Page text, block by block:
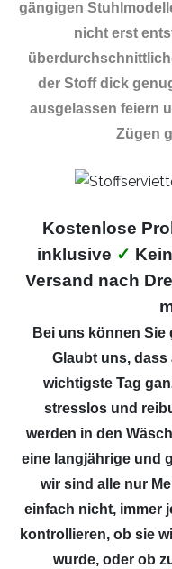
gängigen
nicht erst
der Stoff dick
ausgelassen feiern
Zügen
Kostenlose
inklusive ✓
Versand nach
Bei uns können
Glaubt uns, dass
wichtigste Tag
stresslos und
werden in den
eine langjährige und
wir sind alle nur
einfach nicht, immer
kontrollieren, ob sie
wurde, oder ob